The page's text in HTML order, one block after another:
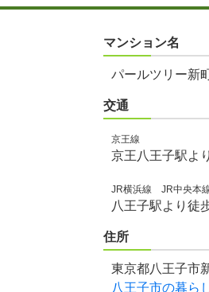
マンション名
パールツリー新
交通
京王線
京王八王子駅よ
JR横浜線 JR中央本
八王子駅より徒
住所
東京都八王子市
八王子市の暮ら